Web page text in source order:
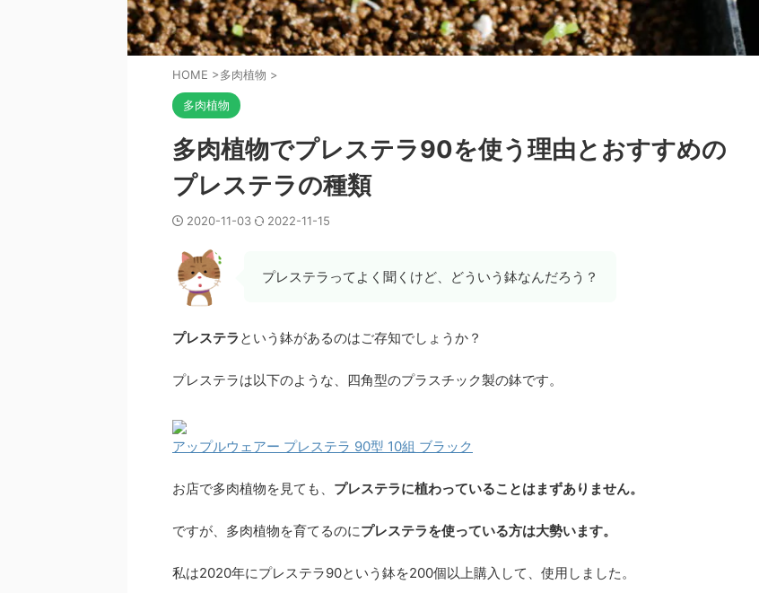
HOME >多肉植物 >
多肉植物
多肉植物でプレステラ90を使う理由とおすすめの
プレステラの種類
2020-11-03 2022-11-15
プレステラってよく聞くけど、どういう鉢なんだろう？
プレステラという鉢があるのはご存知でしょうか？
プレステラは以下のような、四角型のプラスチック製の鉢です。
アップルウェアー プレステラ 90型 10組 ブラック
お店で多肉植物を見ても、 プレステラに植わっていることはまずありません。
ですが、多肉植物を育てるのにプレステラを使っている方は大勢います。
私は2020年にプレステラ90という鉢を200個以上購入して、使用しました。